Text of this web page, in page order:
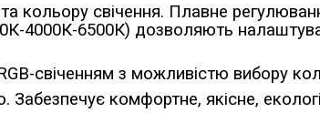
кольору свічення. Плавне
4000К-6500К) дозволяють
свіченням з можливістю вибору
Забезпечує комфортне, якісне,